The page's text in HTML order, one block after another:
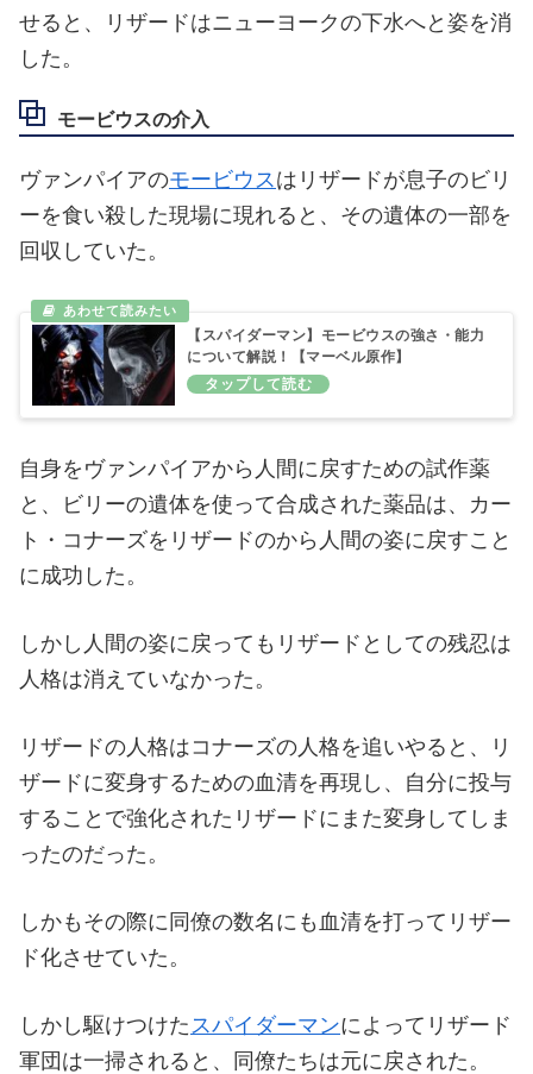
せると、リザードはニューヨークの下水へと姿を消
した。
モービウスの介入
ヴァンパイアのモービウスはリザードが息子のビリ
ーを食い殺した現場に現れると、その遺体の一部を
回収していた。
【スパイダーマン】モービウスの強さ・能力
について解説！【マーベル原作】
自身をヴァンパイアから人間に戻すための試作薬
と、ビリーの遺体を使って合成された薬品は、カー
ト・コナーズをリザードのから人間の姿に戻すこと
に成功した。
しかし人間の姿に戻ってもリザードとしての残忍は
人格は消えていなかった。
リザードの人格はコナーズの人格を追いやると、リ
ザードに変身するための血清を再現し、自分に投与
することで強化されたリザードにまた変身してしま
ったのだった。
しかもその際に同僚の数名にも血清を打ってリザー
ド化させていた。
しかし駆けつけた スパイダーマンによってリザード
軍団は一掃されると、同僚たちは元に戻された。